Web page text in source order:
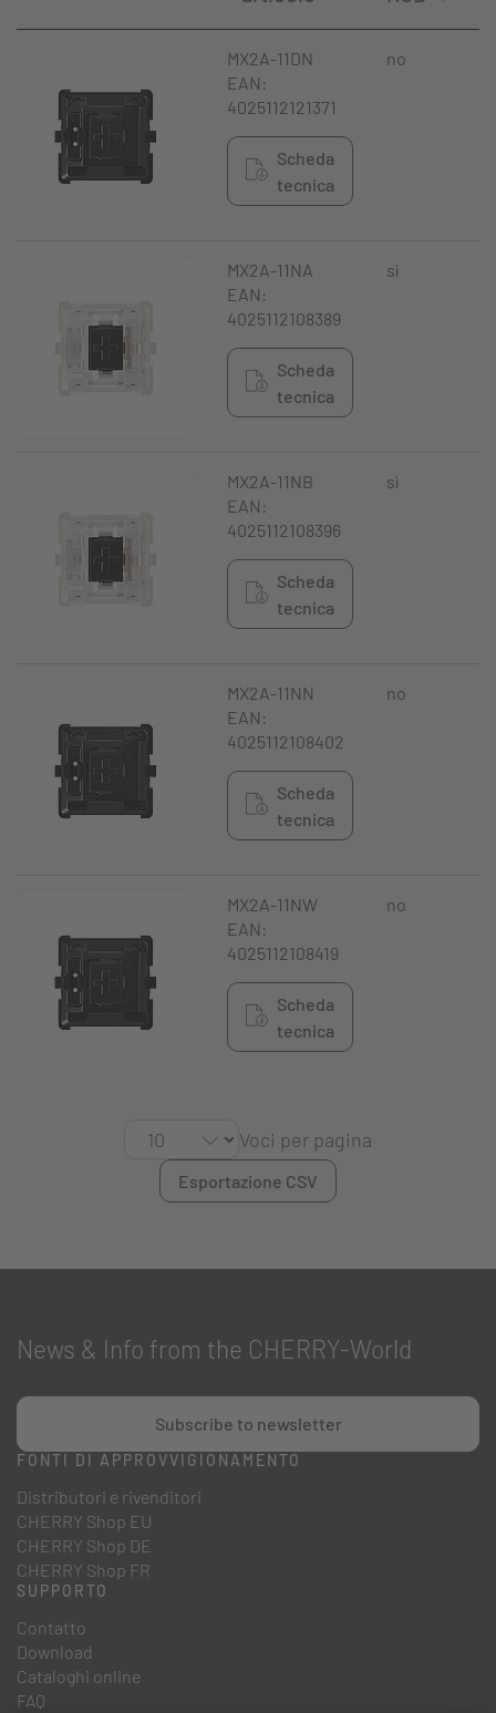
MX2A-11DN
EAN:
4025112121371
Scheda
tecnica
no
MX2A-11NA
EAN:
4025112108389
Scheda
tecnica
sì
MX2A-11NB
EAN:
4025112108396
Scheda
tecnica
sì
MX2A-11NN
EAN:
4025112108402
Scheda
tecnica
no
MX2A-11NW
EAN:
4025112108419
Scheda
tecnica
no
Voci per pagina
Esportazione CSV
News & Info from the CHERRY-World
Subscribe to newsletter
FONTI DI APPROVVIGIONAMENTO
Distributori e rivenditori
CHERRY Shop EU
CHERRY Shop DE
CHERRY Shop FR
SUPPORTO
Contatto
Download
Cataloghi online
FAQ